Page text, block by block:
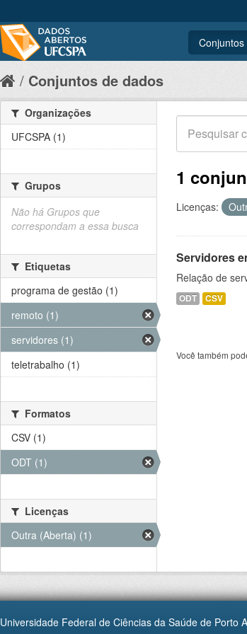
Conjuntos de dados
1
Licenças:
Servidores
Relação de
ODT CSV
Você também
Organizações
UFCSPA (1)
Grupos
Não há Grupos que
correspondam a essa busca
Etiquetas
programa de gestão (1)
remoto (1)
servidores (1)
teletrabalho (1)
Formatos
CSV (1)
ODT (1)
Licenças
Outra (Aberta) (1)
Universidade Federal de Ciências da Saúde de Porto